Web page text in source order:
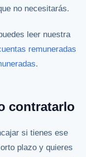
no necesitarás.
leer nuestra
remuneradas
.
contratarlo
si tienes ese
plazo y quieres